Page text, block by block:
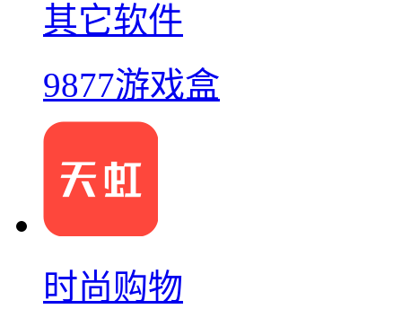
其它软件
9877游戏盒
时尚购物